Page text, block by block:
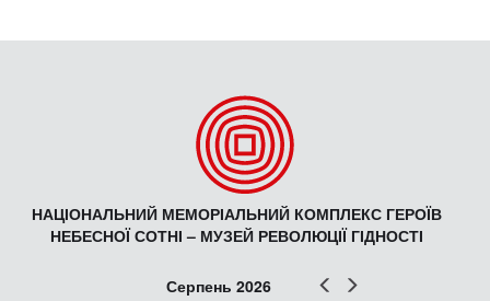
НАЦІОНАЛЬНИЙ МЕМОРІАЛЬНИЙ КОМПЛЕКС ГЕРОЇВ
НЕБЕСНОЇ СОТНІ – МУЗЕЙ РЕВОЛЮЦІЇ ГІДНОСТІ
Попер
Серпень 2026